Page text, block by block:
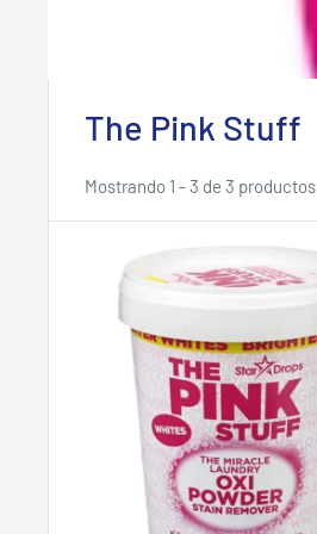
The Pink Stuff
Mostrando 1 - 3 de 3 productos